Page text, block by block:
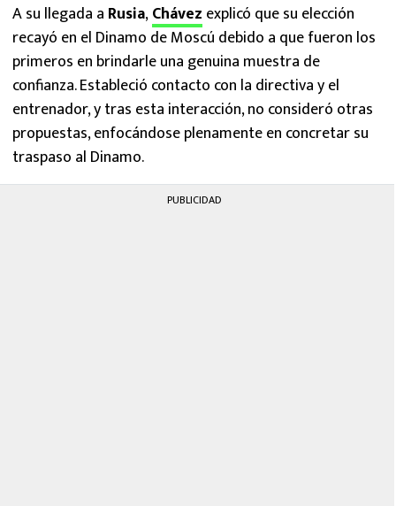
A su llegada a Rusia,Chávez explicó que su elección
recayó en el Dinamo de Moscú debido a que fueron los
primeros en brindarle una genuina muestra de
confianza. Estableció contacto con la directiva y el
entrenador, y tras esta interacción, no consideró otras
propuestas, enfocándose plenamente en concretar su
traspaso al Dinamo.
PUBLICIDAD